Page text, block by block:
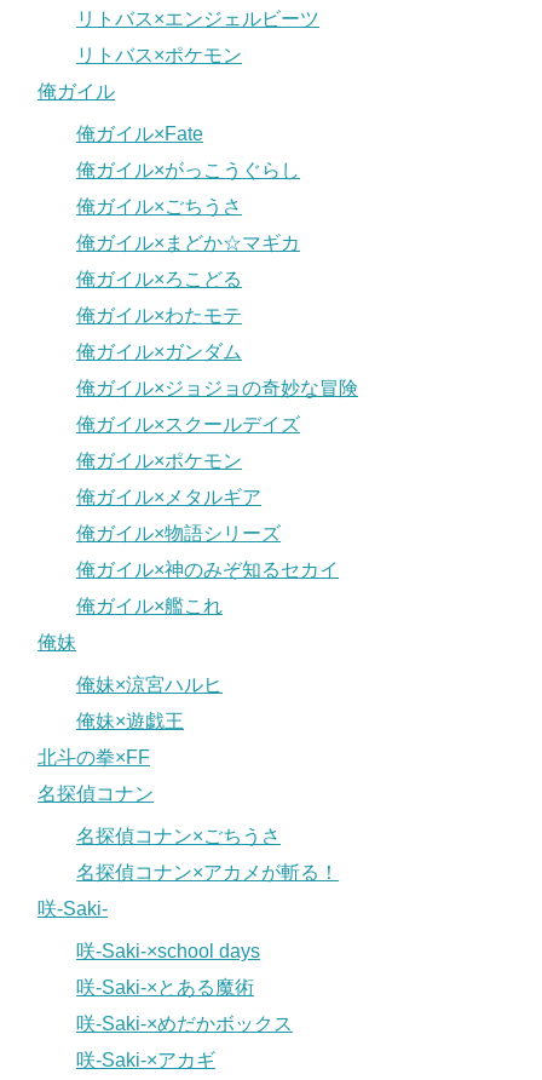
リトバス×エンジェルビーツ
リトバス×ポケモン
俺ガイル
俺ガイル×Fate
俺ガイル×がっこうぐらし
俺ガイル×ごちうさ
俺ガイル×まどか☆マギカ
俺ガイル×ろこどる
俺ガイル×わたモテ
俺ガイル×ガンダム
俺ガイル×ジョジョの奇妙な冒険
俺ガイル×スクールデイズ
俺ガイル×ポケモン
俺ガイル×メタルギア
俺ガイル×物語シリーズ
俺ガイル×神のみぞ知るセカイ
俺ガイル×艦これ
俺妹
俺妹×涼宮ハルヒ
俺妹×遊戯王
北斗の拳×FF
名探偵コナン
名探偵コナン×ごちうさ
名探偵コナン×アカメが斬る！
咲-Saki-
咲-Saki-×school days
咲-Saki-×とある魔術
咲-Saki-×めだかボックス
咲-Saki-×アカギ